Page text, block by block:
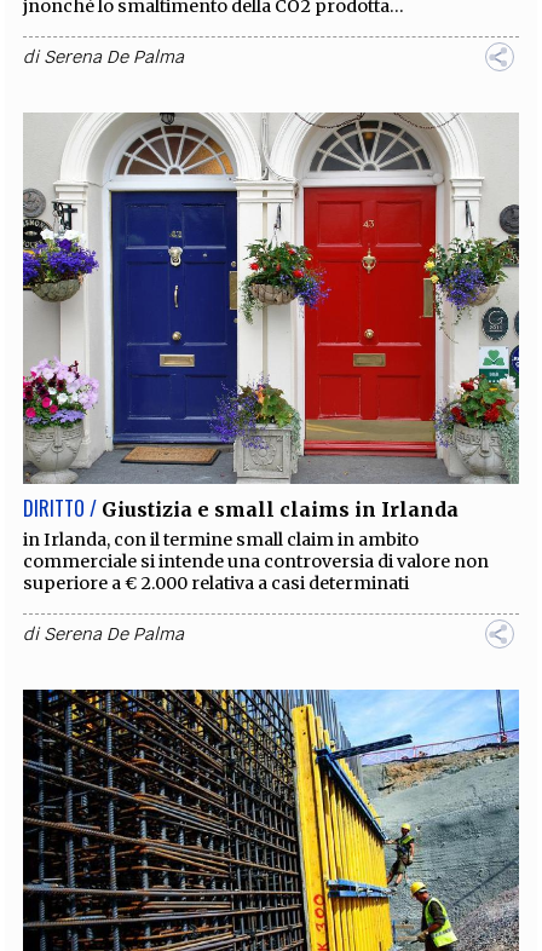
jnonchè lo smaltimento della CO2 prodotta...
diSerena De Palma
DIRITTO / Giustizia e small claims in Irlanda
in Irlanda, con il termine small claim in ambito
commerciale si intende una controversia di valore non
superiore a € 2.000 relativa a casi determinati
diSerena De Palma